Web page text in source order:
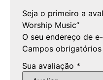
Seja o primeiro a
Worship Music”
O seu endereço de
Campos
Sua avaliação *